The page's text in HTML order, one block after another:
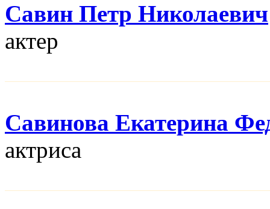
Савин Петр Николаевич
актер
Савинова Екатерина
актриса